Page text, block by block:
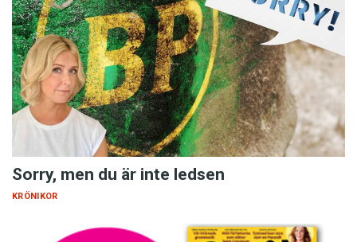
Sorry, men du är inte ledsen
KRÖNIKOR